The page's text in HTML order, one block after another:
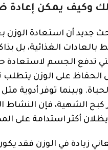
وكيف يمكن إعادة
جديد أن استعادة الوزن
بالعادات الغذائية، بل
تدفع الجسم لاستعادة
الحفاظ على الوزن يتطلب
وبينما توفر أدوية
كبح الشهية، فإن النشاط
يظلان أكثر استدامة على
زيادة في الوزن فقد